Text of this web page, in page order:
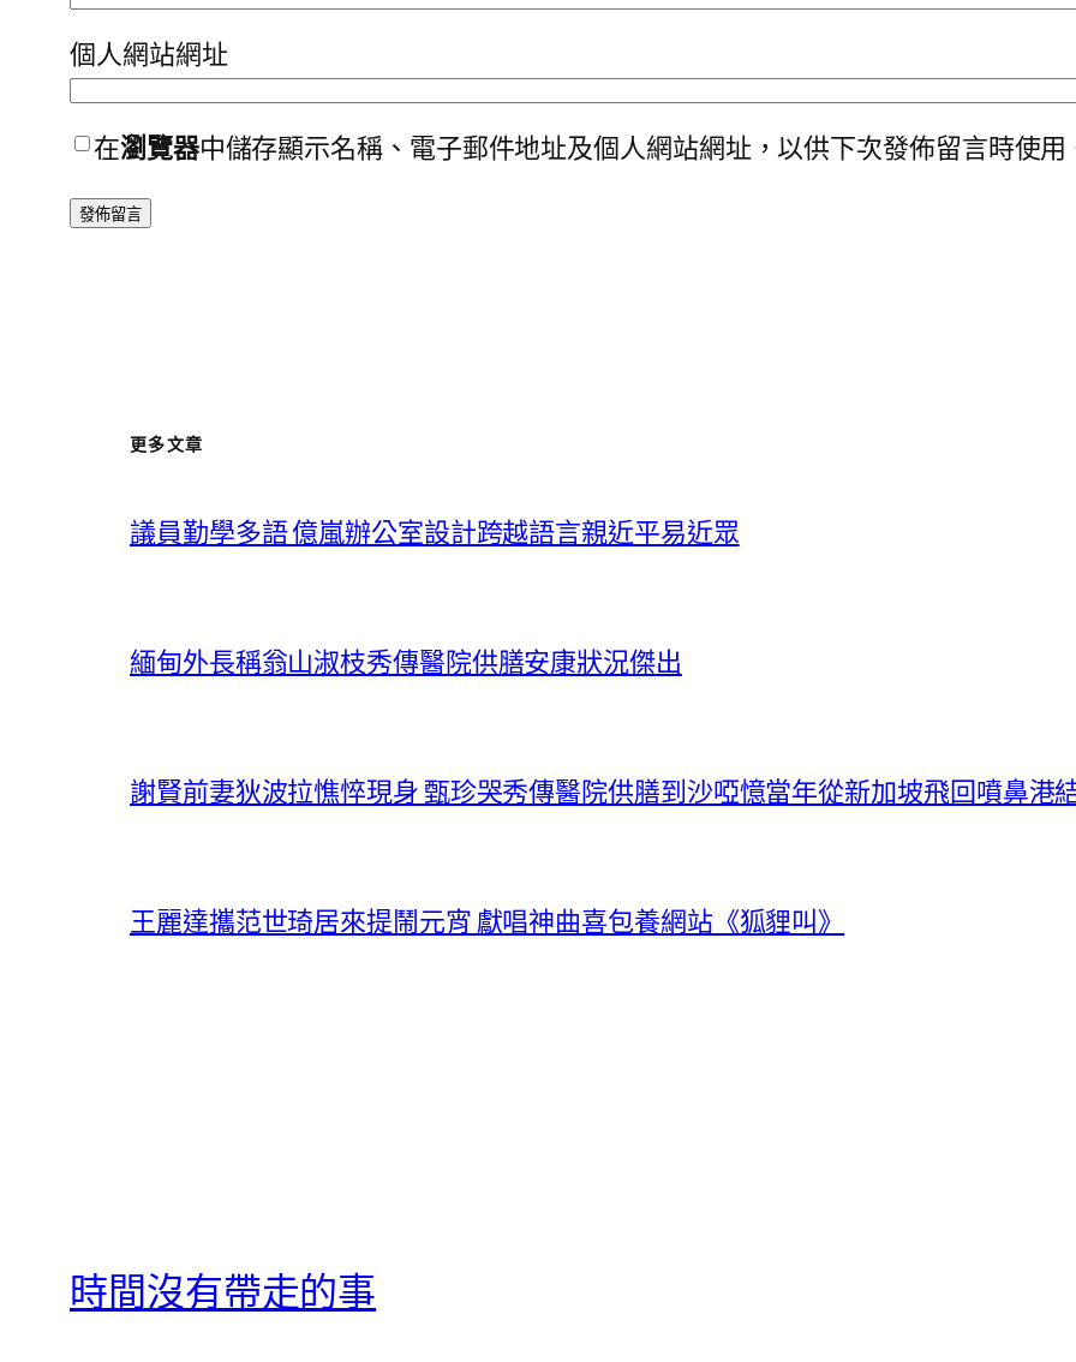
個人網站網址
在瀏覽器中儲存顯示名稱、電子郵件地址及個人網站網址，以供下次發佈留言時使用
更多文章
議員勤學多語 億嵐辦公室設計跨越語言親近平易近眾
緬甸外長稱翁山淑枝秀傳醫院供膳安康狀況傑出
謝賢前妻狄波拉憔悴現身 甄珍哭秀傳醫院供膳到沙啞憶當年從新加坡飛回噴鼻港
王麗達攜范世琦居來提鬧元宵 獻唱神曲喜包養網站《狐貍叫》
時間沒有帶走的事